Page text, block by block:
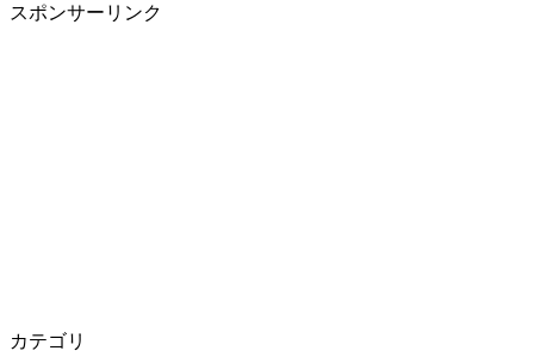
スポンサーリンク
カテゴリ